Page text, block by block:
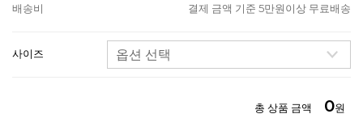
배송비 결제 금액 기준 5만원이상 무료배송
사이즈
총 상품 금액 0원